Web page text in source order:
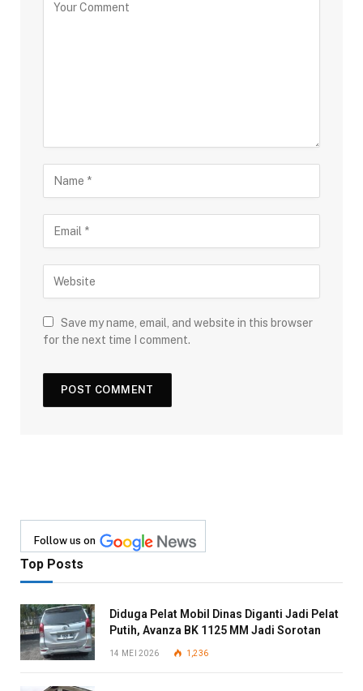
Save my name, email, and website in this browser
for the next time I comment.
Follow us on
Top Posts
Diduga Pelat Mobil Dinas Diganti Jadi Pelat
Putih, Avanza BK 1125 MM Jadi Sorotan
14 MEI 2026 1,236